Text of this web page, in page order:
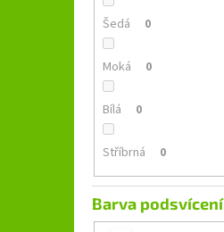
Šedá 0
Moká 0
Bílá 0
Stříbrná 0
Barva podsvícení